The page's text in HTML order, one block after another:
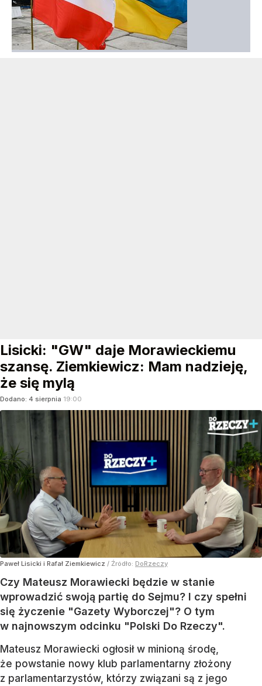
Lisicki: "GW" daje Morawieckiemu
szansę. Ziemkiewicz: Mam nadzieję,
że się mylą
Dodano: 4 sierpnia 19:00
Paweł Lisicki i Rafał Ziemkiewicz / Źródło: DoRzeczy
Czy Mateusz Morawiecki będzie w stanie
wprowadzić swoją partię do Sejmu? I czy spełni
się życzenie "Gazety Wyborczej"? O tym
w najnowszym odcinku "Polski Do Rzeczy".
Mateusz Morawiecki ogłosił w minioną środę,
że powstanie nowy klub parlamentarny złożony
z parlamentarzystów, którzy związani są z jego